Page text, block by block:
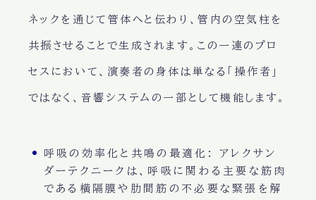
ネックを通じて管体へと伝わり、管内の空気柱を
共振させることで生成されます。この一連のプロ
セスにおいて、演奏者の身体は単なる「操作者」
ではなく、音響システムの一部として機能します。
呼吸の効率化と共鳴の最適化:
アレクサン
ダーテクニークは、呼吸に関わる主要な筋肉
である横隔膜や肋間筋の不必要な緊張を解